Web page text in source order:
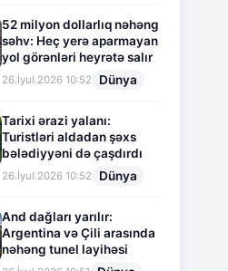
52 milyon dollarlıq nəhəng
səhv: Heç yerə aparmayan
yol görənləri heyrətə salır
26.İyul.2026 10:52 Dünya
Tarixi ərazi yalanı:
Turistləri aldadan şəxs
bələdiyyəni də çaşdırdı
26.İyul.2026 10:52 Dünya
And dağları yarılır:
Argentina və Çili arasında
nəhəng tunel layihəsi